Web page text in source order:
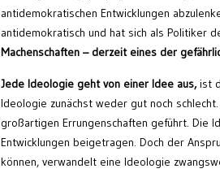
antidemokratischen Entwicklungen
antidemokratisch und hat sich als Politiker
Machenschaften – derzeit eines der
Jede Ideologie geht von einer Idee aus,ist
Ideologie zunächst weder gut noch
großartigen Errungenschaften geführt. Die
Entwicklungen beigetragen. Doch der
können, verwandelt eine Ideologie